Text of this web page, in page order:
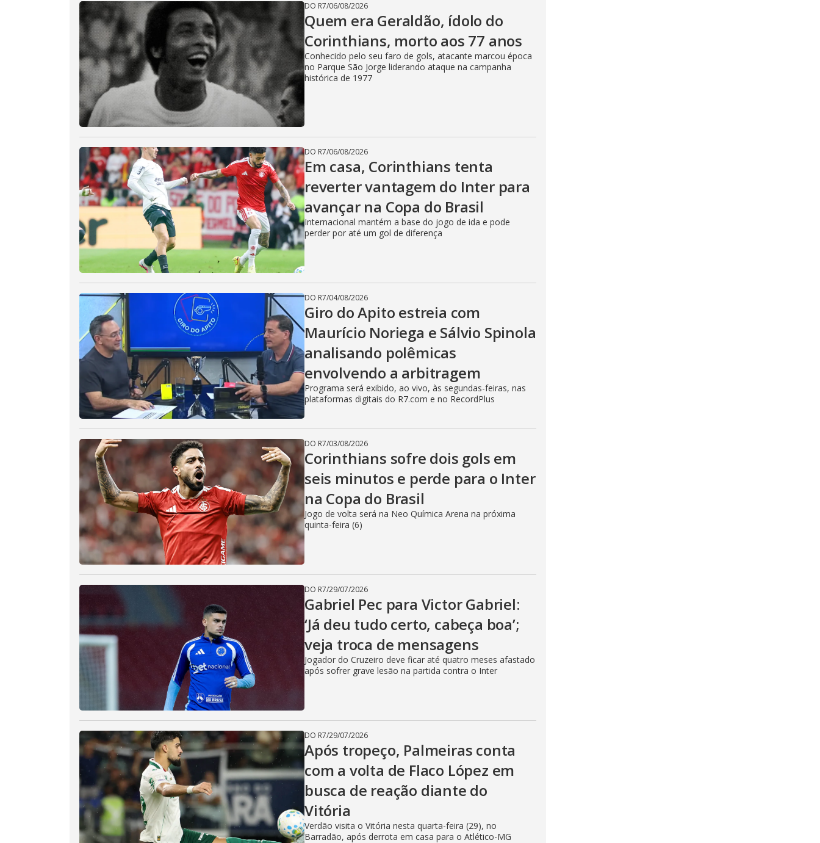
DO R7/06/08/2026
Quem era Geraldão, ídolo do
Corinthians, morto aos 77 anos
Conhecido pelo seu faro de gols, atacante marcou época
no Parque São Jorge liderando ataque na campanha
histórica de 1977
DO R7/06/08/2026
Em casa, Corinthians tenta
reverter vantagem do Inter para
avançar na Copa do Brasil
Internacional mantém a base do jogo de ida e pode
perder por até um gol de diferença
DO R7/04/08/2026
Giro do Apito estreia com
Maurício Noriega e Sálvio Spinola
analisando polêmicas
envolvendo a arbitragem
Programa será exibido, ao vivo, às segundas-feiras, nas
plataformas digitais do R7.com e no RecordPlus
DO R7/03/08/2026
Corinthians sofre dois gols em
seis minutos e perde para o Inter
na Copa do Brasil
Jogo de volta será na Neo Química Arena na próxima
quinta-feira (6)
DO R7/29/07/2026
Gabriel Pec para Victor Gabriel:
‘Já deu tudo certo, cabeça boa’;
veja troca de mensagens
Jogador do Cruzeiro deve ficar até quatro meses afastado
após sofrer grave lesão na partida contra o Inter
DO R7/29/07/2026
Após tropeço, Palmeiras conta
com a volta de Flaco López em
busca de reação diante do
Vitória
Verdão visita o Vitória nesta quarta-feira (29), no
Barradão, após derrota em casa para o Atlético-MG